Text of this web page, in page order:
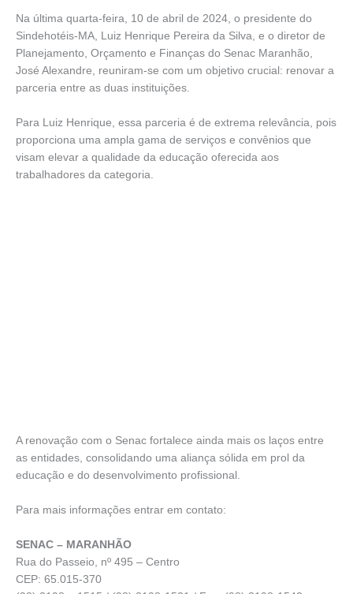
Na última quarta-feira, 10 de abril de 2024, o presidente do
Sindehotéis-MA, Luiz Henrique Pereira da Silva, e o diretor de
Planejamento, Orçamento e Finanças do Senac Maranhão,
José Alexandre, reuniram-se com um objetivo crucial: renovar a
parceria entre as duas instituições.
Para Luiz Henrique, essa parceria é de extrema relevância, pois
proporciona uma ampla gama de serviços e convênios que
visam elevar a qualidade da educação oferecida aos
trabalhadores da categoria.
A renovação com o Senac fortalece ainda mais os laços entre
as entidades, consolidando uma aliança sólida em prol da
educação e do desenvolvimento profissional.
Para mais informações entrar em contato:
SENAC – MARANHÃO
Rua do Passeio, nº 495 – Centro
CEP: 65.015-370